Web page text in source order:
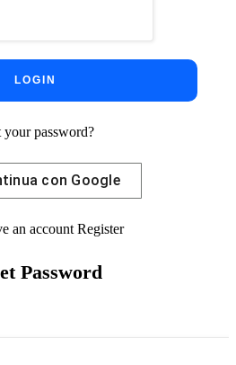
your password?
con Google
an account Register
Password